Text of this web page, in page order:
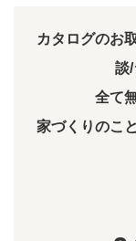
カタログのお
談
全て
家づくりのこ